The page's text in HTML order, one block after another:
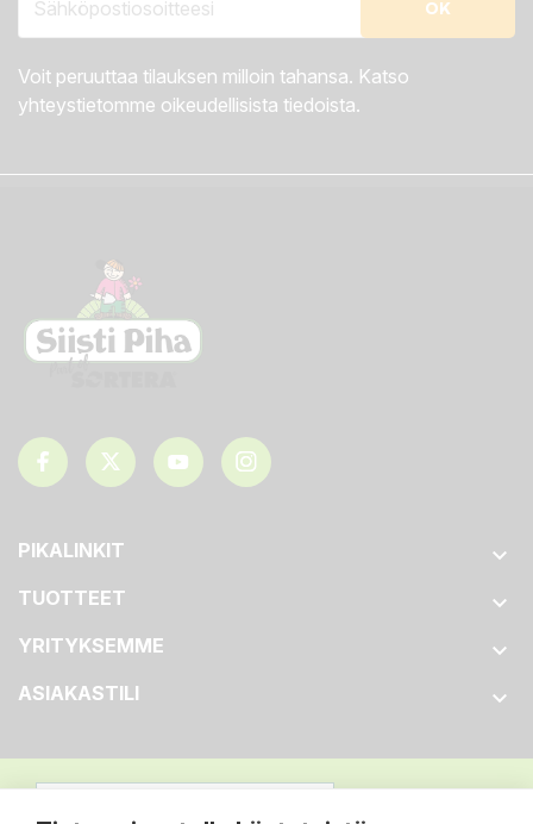
Voit peruuttaa tilauksen milloin tahansa. Katso
yhteystietomme oikeudellisista tiedoista.
PIKALINKIT 
TUOTTEET 
YRITYKSEMME 
ASIAKASTILI 